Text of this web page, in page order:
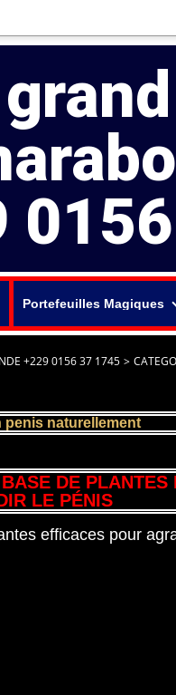
Portefeuilles Magiques
+229 0156 37 1745 >
naturellement
DE PLANTES
LE PÉNIS